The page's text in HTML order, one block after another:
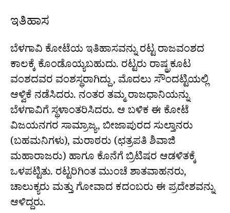
ಇತಿಹಾಸ
ಬೆಳಗಾವಿ ಕೋಟೆಯ ಇತಿಹಾಸವನ್ನು ರಟ್ಟ ರಾಜವಂಶದ
ಕಾಲಕ್ಕೆ ಕೊಂಡೊಯ್ಯಬಹುದು. ರಟ್ಟರು ರಾಷ್ಠ್ರಕೂಟ
ವಂಶದವರ ವಂಶಸ್ಥರಾಗಿದ್ದು, ಮೊದಲು ಸೌಂದಟ್ಟಿಯಲ್ಲಿ
ಆಳ್ವಿಕೆ ನಡೆಸಿದರು. ನಂತರ ತಮ್ಮ ರಾಜಧಾನಿಯನ್ನು
ಬೆಳಗಾವಿಗೆ ಸ್ಥಳಾಂತರಿಸಿದರು. ಆ ಬಳಿಕ ಈ ಕೋಟೆ
ವಿಜಯನಗರ ಸಾಮ್ರಾಜ್ಯ, ಬೀಜಾಪುರದ ಸುಲ್ತಾನರು
(ಬಹಮನಿಗಳು), ಮರಾಠರು (ಛತ್ರಪತಿ ಶಿವಾಜಿ
ಮಹಾರಾಜರು) ಹಾಗೂ ಕೊನೆಗೆ ಬ್ರಿಟಿಷರ ಆಡಳಿತಕ್ಕೆ
ಒಳಪಟ್ಟಿತು. ರಟ್ಟರಿಗಿಂತ ಮುಂಚೆ ಶಾತವಾಹನರು,
ಚಾಲುಕ್ಯರು ಮತ್ತು ಗೋವಾದ ಕದಂಬರು ಈ ಪ್ರದೇಶವನ್ನು
ಆಳಿದ್ದರು.